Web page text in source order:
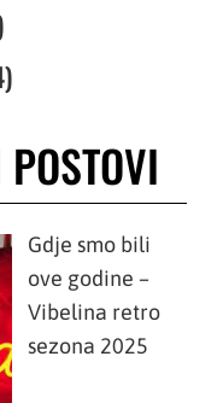
Gdje smo bili
ove godine –
Vibelina retro
sezona 2025